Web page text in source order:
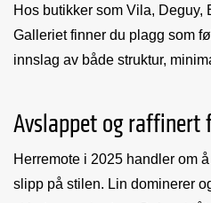
Hos butikker som Vila, Deguy,
Galleriet finner du plagg som
innslag av både struktur,
Avslappet og raffinert
Herremote i 2025 handler om
slipp på stilen. Lin dominerer